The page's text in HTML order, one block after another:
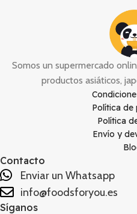
Somos un supermercado
productos asiáticos,
Política de
Política
Envío y
Contacto
Enviar un Whatsapp
info@foodsforyou.es
Síganos